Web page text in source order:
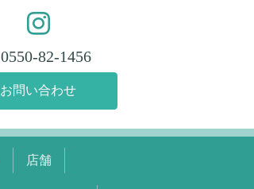
0550-82-1456
お問い合わせ
店舗